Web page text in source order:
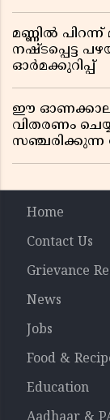
മണ്ണിൽ
നഷ്ടപ്പെട്ട
ഓർമക്കുറിപ്പ്
ഈ
വിതരണം
Home
Contact Us
Grievance
News
Jobs
Food &
Education